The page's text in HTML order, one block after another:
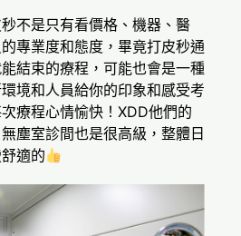
不是只有看價格、機器、醫
專業度和態度，畢竟打皮秒通
結束的療程，可能也會是一種
境和人員給你的印象和感受考
療程心情愉快！XDD他們的
塵室診間也是很高級，整體日
適的